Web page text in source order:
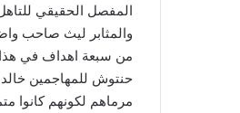
المفصل الحقيقي
والمثابر ليث صاحب
من سبعة اهداف في هذا
حنتوش للمهاجمين
مرماهم لكونهم كانوا